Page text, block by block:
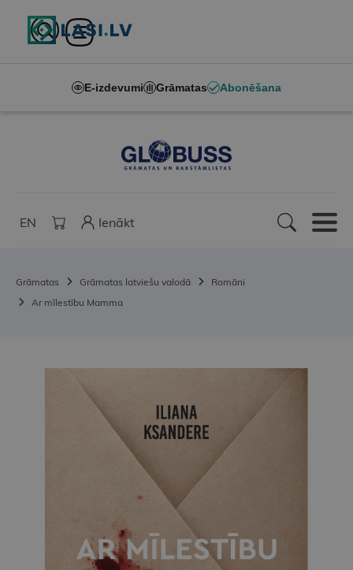
E-izdevumi Grāmatas Abonēšana
EN Ienākt
Grāmatas Grāmatas latviešu valodā
Romāni
Ar mīlestību Mamma